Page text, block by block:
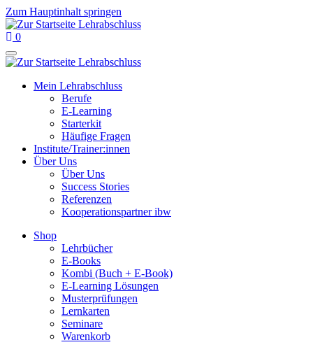
Zum Hauptinhalt springen
0
Mein Lehrabschluss
Berufe
E-Learning
Starterkit
Häufige Fragen
Institute/Trainer:innen
Über Uns
Über Uns
Success Stories
Referenzen
Kooperationspartner ibw
Shop
Lehrbücher
E-Books
Kombi (Buch + E-Book)
E-Learning Lösungen
Musterprüfungen
Lernkarten
Seminare
Warenkorb